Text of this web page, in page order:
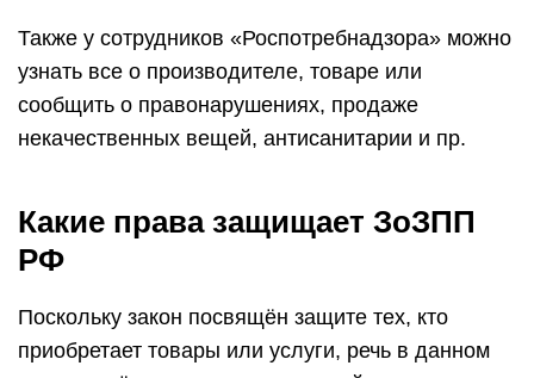
Также у сотрудников «Роспотребнадзора» можно
узнать все о производителе, товаре или
сообщить о правонарушениях, продаже
некачественных вещей, антисанитарии и пр.
Какие права защищает ЗоЗПП
РФ
Поскольку закон посвящён защите тех, кто
приобретает товары или услуги, речь в данном